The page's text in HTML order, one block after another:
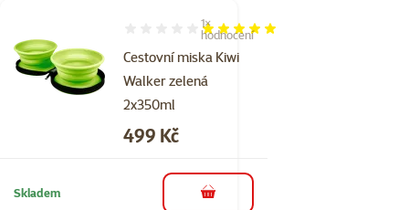
Cestovní miska Kiwi
Walker zelená
2x350ml
Hodnocení 100%, počet hodnocení: 1
1×
hodnocení
Cena
499 Kč
Skladem do košíku